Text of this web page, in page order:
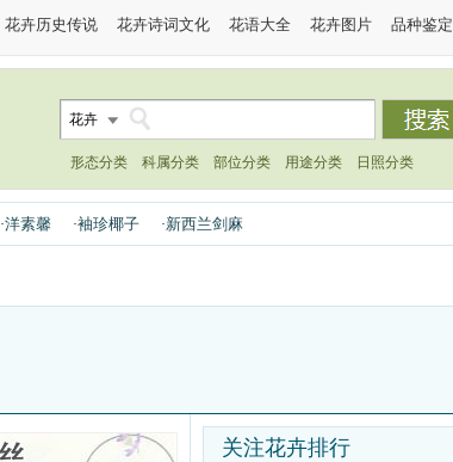
花卉历史传说 花卉诗词文化 花语大全 花卉图片 品种鉴定
花卉
形态分类 科属分类 部位分类 用途分类 日照分类
·洋素馨 ·袖珍椰子 ·新西兰剑麻
关注花卉排行